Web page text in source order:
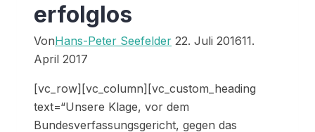
erfolglos
VonHans-Peter Seefelder 22. Juli 201611.
April 2017
[vc_row][vc_column][vc_custom_heading
text=“Unsere Klage, vor dem
Bundesverfassungsgericht, gegen das